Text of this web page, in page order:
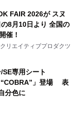
FAIR 2026が スヌ
8月10日より 全国の
催！
リエイティブプロダクツ
SE専用シート
“COBRA”」登場 表
分色に